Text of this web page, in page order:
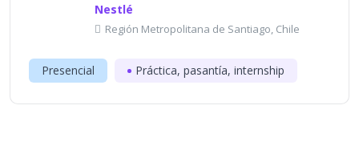
Nestlé
Región Metropolitana de Santiago, Chile
Presencial Práctica, pasantía, internship